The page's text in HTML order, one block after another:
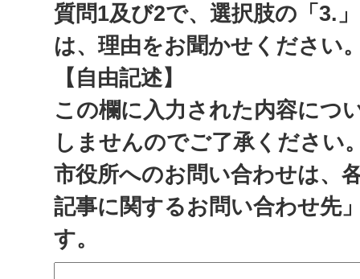
質問1及び2で、選択肢の「3.
は、理由をお聞かせください
【自由記述】
この欄に入力された内容につ
しませんのでご了承ください
市役所へのお問い合わせは、
記事に関するお問い合わせ先
す。